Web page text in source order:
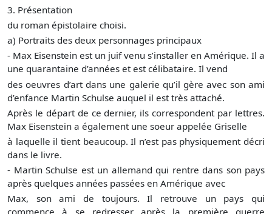
3. Présentation
du roman épistolaire choisi.
a) Portraits des deux personnages principaux
- Max Eisenstein est un juif venu s’installer en Amérique. Il a
une quarantaine d’années et est célibataire. Il vend
des oeuvres d’art dans une galerie qu’il gère avec son ami
d’enfance Martin Schulse auquel il est très attaché.
Après le départ de ce dernier, ils correspondent par lettres.
Max Eisenstein a également une soeur appelée Griselle
à laquelle il tient beaucoup. Il n’est pas physiquement décri
dans le livre.
- Martin Schulse est un allemand qui rentre dans son pays
après quelques années passées en Amérique avec
Max, son ami de toujours. Il retrouve un pays qui